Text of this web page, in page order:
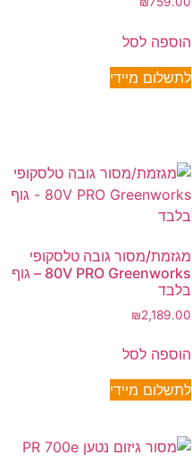
הוספה לסל
לתשלום מיידי
מגזמת/מסור גובה טלסקופי
80V PRO Greenworks – גוף
בלבד
₪2,189.00
הוספה לסל
לתשלום מיידי